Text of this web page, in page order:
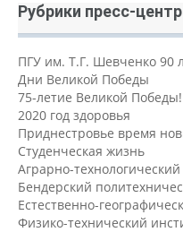
Рубрики пресс-
ПГУ им. Т.Г. Шевченко 90
Дни Великой Победы
75-летие Великой Победы!
2020 год здоровья
Приднестровье время
Студенческая жизнь
Аграрно-технологический
Бендерский
Естественно-
Физико-технический